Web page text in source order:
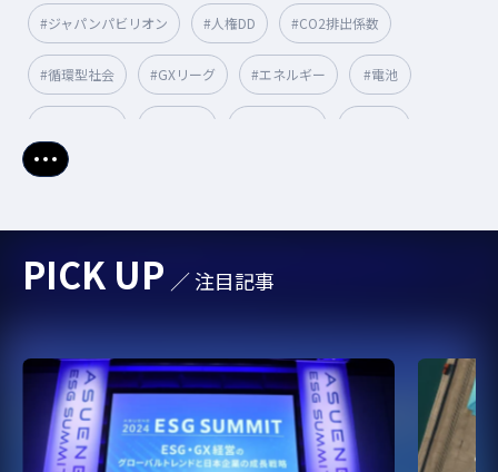
#ジャパンパビリオン #人権DD #CO2排出係数
#循環型社会 #GXリーグ #エネルギー #電池
#国連機構変動枠組条約締約国会議
#循環型経済 #VPP #脱炭素 #電気EV
#スマートシティ #サプライチェーン
#カーボンオフセット、カーボンプライシング、排出権取引、排出量取
#削減貢献量 #クリーニング #自動車
さらに表示
PICK UP ／ 注目記事